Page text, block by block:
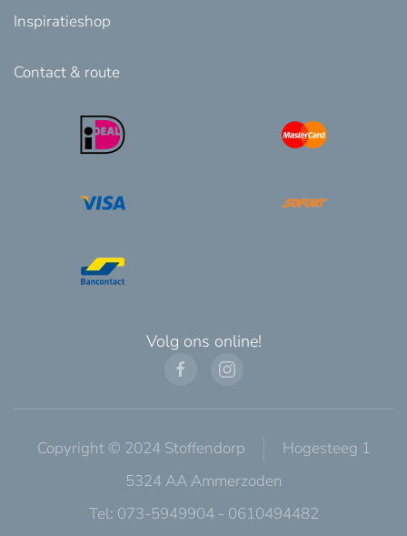
Inspiratieshop
Contact & route
Volg ons online!
Copyright © 2024 Stoffendorp
Hogesteeg 1
5324 AA Ammerzoden
Tel: 073-5949904 - 0610494482